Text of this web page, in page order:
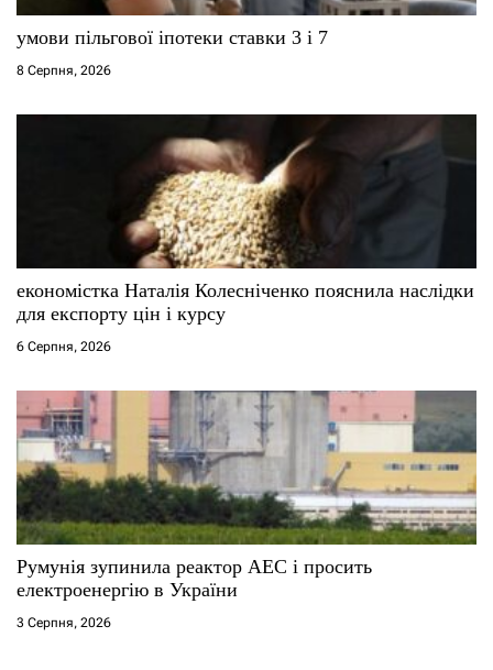
с
умови пільгової іпотеки ставки 3 і 7
8 Серпня, 2026
економістка Наталія Колесніченко пояснила наслідки
для експорту цін і курсу
6 Серпня, 2026
Румунія зупинила реактор АЕС і просить
електроенергію в України
3 Серпня, 2026